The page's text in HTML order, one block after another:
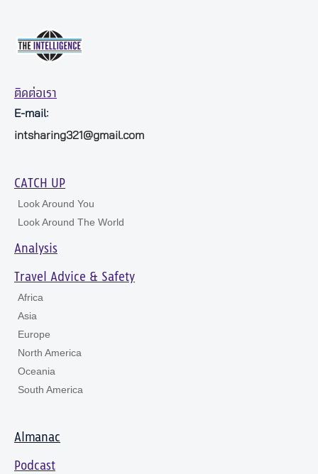
ติดต่อเรา
E-mail:
intsharing321@gmail.com
CATCH UP
Look Around You
Look Around The World
Analysis
Travel Advice & Safety
Africa
Asia
Europe
North America
Oceania
South America
Almanac
Podcast